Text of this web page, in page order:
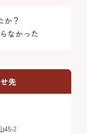
か？
なかった
先
45-2